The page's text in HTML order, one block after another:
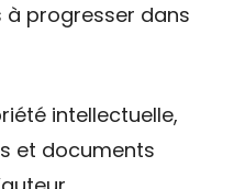
à progresser dans
intellectuelle,
et documents